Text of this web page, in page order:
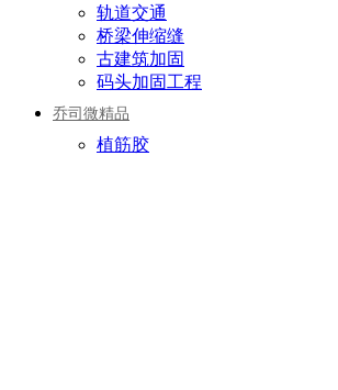
轨道交通
桥梁伸缩缝
古建筑加固
码头加固工程
乔司微精品
植筋胶